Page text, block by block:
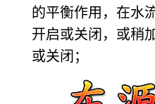
的平衡作用，在水
开启或关闭，或稍
或关闭；